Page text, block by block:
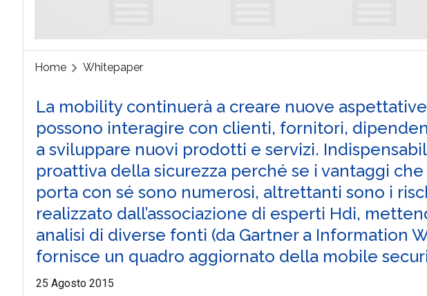
Home Whitepaper
La mobility continuerà a creare nuove
possono interagire con clienti, fornitori,
a sviluppare nuovi prodotti e servizi.
proattiva della sicurezza perché se i vantaggi
porta con sé sono numerosi, altrettanti sono i
realizzato dall’associazione di esperti Hdi,
analisi di diverse fonti (da Gartner a Information
fornisce un quadro aggiornato della mobile
25 Agosto 2015